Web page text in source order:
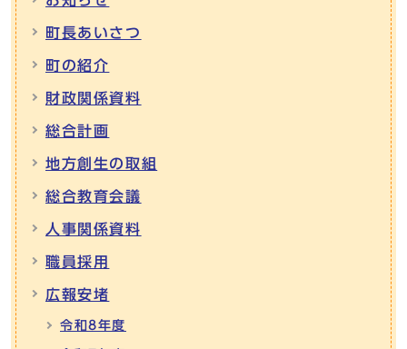
町長あいさつ
町の紹介
財政関係資料
総合計画
地方創生の取組
総合教育会議
人事関係資料
職員採用
広報安堵
令和8年度